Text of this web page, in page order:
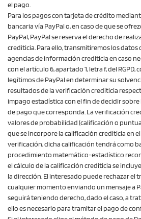
el pago.
Para los pagos con tarjeta de crédito
bancaria vía PayPal o, en caso de que se
PayPal, PayPal se reserva el derecho de
crediticia. Para ello, transmitiremos los datos
agencias de información crediticia en caso
con el artículo 6, apartado 1, letra f, del RGPD,
legítimos de PayPal en determinar su
resultados de la verificación crediticia
impago estadística con el fin de decidir
de pago que corresponda. La verificación
valores de probabilidad (calificación o
que se incorpore la calificación crediticia en
verificación, dicha calificación tendrá como
procedimiento matemático-estadístico
el cálculo de la calificación crediticia se
la dirección. El interesado puede rechazar el
cualquier momento enviando un mensaje a
seguirá teniendo derecho, dado el caso, a
ello es necesario para tramitar el pago de